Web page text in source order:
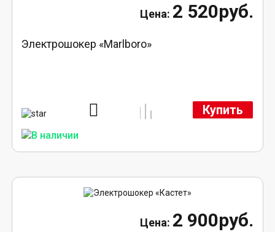
2 520руб.
Электрошокер «Marlboro»
Купить
2 900руб.